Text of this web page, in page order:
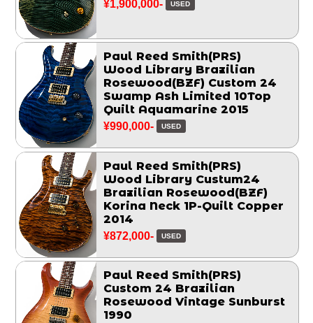
¥1,900,000- USED
Paul Reed Smith(PRS)
Wood Library Brazilian
Rosewood(BZF) Custom 24
Swamp Ash Limited 10Top
Quilt Aquamarine 2015
¥990,000- USED
Paul Reed Smith(PRS)
Wood Library Custum24
Brazilian Rosewood(BZF)
Korina Neck 1P-Quilt Copper
2014
¥872,000- USED
Paul Reed Smith(PRS)
Custom 24 Brazilian
Rosewood Vintage Sunburst
1990